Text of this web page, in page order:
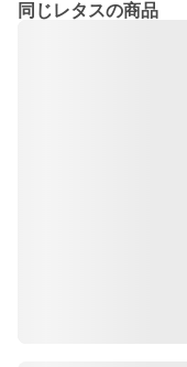
同じレタスの商品